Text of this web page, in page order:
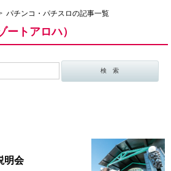
パチンコ・パチスロの記事一覧
ートアロハ）
明会